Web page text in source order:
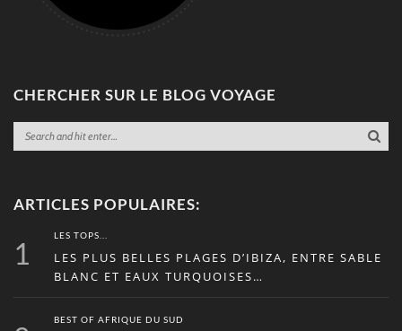
CHERCHER SUR LE BLOG VOYAGE
ARTICLES POPULAIRES:
1
LES TOPS...
LES PLUS BELLES PLAGES D’IBIZA, ENTRE SABLE
BLANC ET EAUX TURQUOISES…
BEST OF AFRIQUE DU SUD